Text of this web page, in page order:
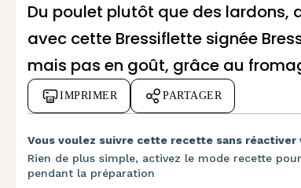
Du poulet plutôt que des lardons,
avec cette Bressiflette signée
mais pas en goût, grâce au
IMPRIMER PARTAGER
Vous voulez suivre cette recette sans réactiver
Rien de plus simple, activez le mode recette
pendant la préparation